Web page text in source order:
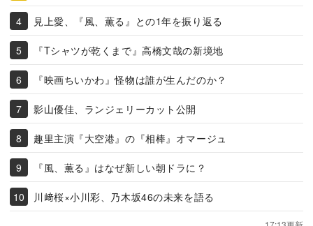
見上愛、『風、薫る』との1年を振り返る
『Tシャツが乾くまで』高橋文哉の新境地
『映画ちいかわ』怪物は誰が生んだのか？
影山優佳、ランジェリーカット公開
趣里主演『大空港』の『相棒』オマージュ
『風、薫る』はなぜ新しい朝ドラに？
川﨑桜×小川彩、乃木坂46の未来を語る